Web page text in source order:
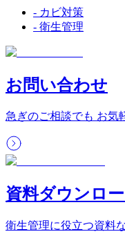
- カビ対策
- 衛生管理
お問い合わせ
急ぎのご相談でも お気
資料ダウンロ
衛生管理に役立つ資料